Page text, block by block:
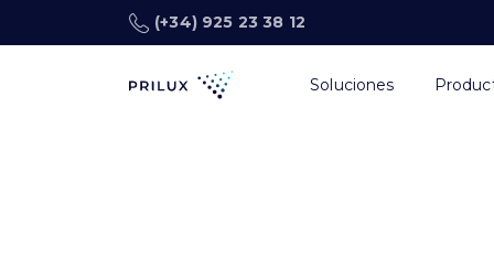
(+34) 925 23 38 12
Soluciones